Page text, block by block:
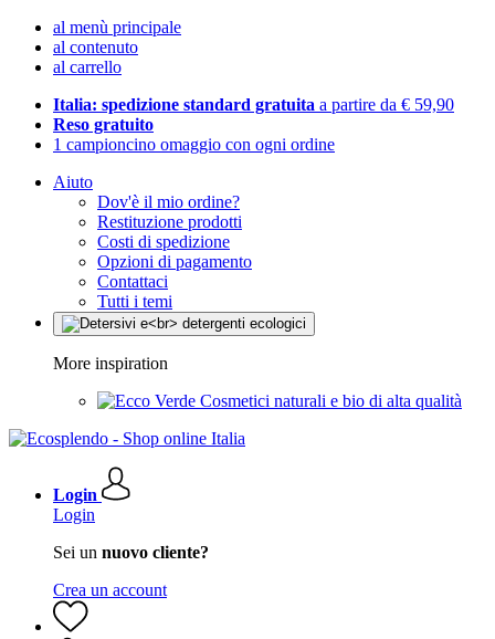
al menù principale
al contenuto
al carrello
Italia: spedizione standard gratuita a partire da € 59,90
Reso gratuito
1 campioncino omaggio con ogni ordine
Aiuto
Dov'è il mio ordine?
Restituzione prodotti
Costi di spedizione
Opzioni di pagamento
Contattaci
Tutti i temi
More inspiration
Cosmetici naturali e bio di alta qualità
Login
Login
Sei un nuovo cliente?
Crea un account